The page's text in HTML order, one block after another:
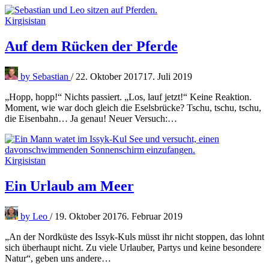
Kirgisistan
Auf dem Rücken der Pferde
by Sebastian / 22. Oktober 201717. Juli 2019
„Hopp, hopp!“ Nichts passiert. „Los, lauf jetzt!“ Keine Reaktion.
Moment, wie war doch gleich die Eselsbrücke? Tschu, tschu, tschu,
die Eisenbahn… Ja genau! Neuer Versuch:…
Kirgisistan
Ein Urlaub am Meer
by Leo / 19. Oktober 20176. Februar 2019
„An der Nordküste des Issyk-Kuls müsst ihr nicht stoppen, das lohnt
sich überhaupt nicht. Zu viele Urlauber, Partys und keine besondere
Natur“, geben uns andere…